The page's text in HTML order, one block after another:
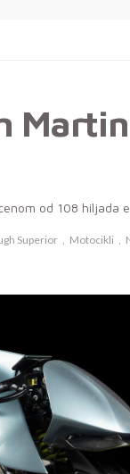
od 108 hiljada
Superior Motocikli